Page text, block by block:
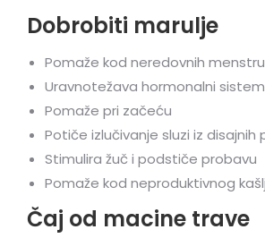
Dobrobiti marulje
Pomaže kod neredovnih
Uravnotežava hormonalni sistem
Pomaže pri začeću
Potiče izlučivanje sluzi iz disajnih
Stimulira žuč i podstiče probavu
Pomaže kod neproduktivnog
Čaj od macine trave